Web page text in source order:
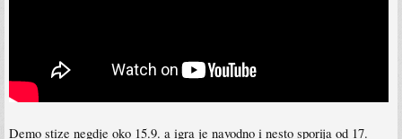
Demo stize negdje oko 15.9. a igra je navodno i nesto sporija od 17.